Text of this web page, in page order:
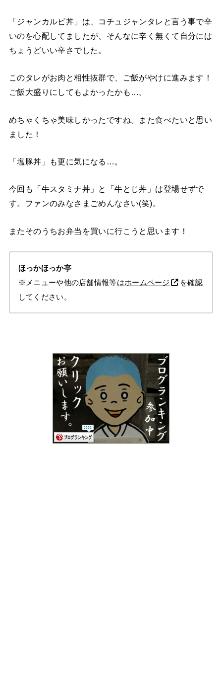
「ジャンカルビ丼」は、コチュジャンタレと言う事で辛
いのを心配してましたが、そんなに辛く無くて自分には
ちょうどいい辛さでした。
このタレがお肉と相性抜群で、ご飯がやけに進みます！
ご飯大盛りにしてもよかったかも…。
めちゃくちゃ美味しかったですね。また食べたいと思い
ました！
「塩豚丼」も更に気になる…。
今回も「牛スタミナ丼」と「牛とじ丼」は登場せずで
す。ファンのみなさまごめんなさい(笑)。
またそのうちお弁当を買いに行こうと思います！
ほっかほっか亭
※メニューや他の店舗情報等はホームページ
を確認
してください。